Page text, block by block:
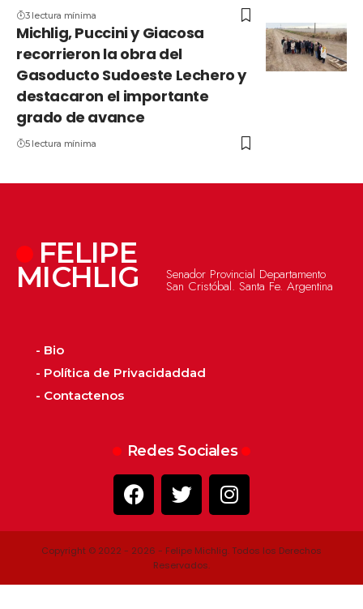
3 lectura mínima
Michlig, Puccini y Giacosa
recorrieron la obra del
Gasoducto Sudoeste Lechero y
destacaron el importante
grado de avance
5 lectura mínima
FELIPE
MICHLIG Senador Provincial Departamento
San Cristóbal. Santa Fe. Argentina
- Bio
- Política de Privacidaddad
- Contactenos
Redes Sociales
Copyright © 2022 - 2026 - Felipe Michlig. Todos los Derechos
Reservados.